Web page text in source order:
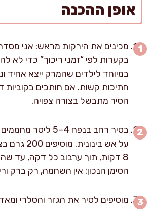
אופן ההכנה
מכינים את הירקות מראש: אני
בקערות לפי “זמני ריכוך” כדי לא
במיוחד לילדים שהמרק ייצא אחיד
הסיר מתבשל בצורה צפויה.
8 דקות, תוך ערבוב כל דקה, עד
הסימן הנכון: אין השחמה, רק ברק